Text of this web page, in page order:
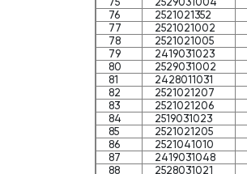
76
2521021352
77
2521021002
78
2521021005
79
2419031023
80
2529031002
81
2428011031
82
2521021207
83
2521021206
84
2519031023
85
2521021205
86
2521041010
87
2419031048
88
2528031021